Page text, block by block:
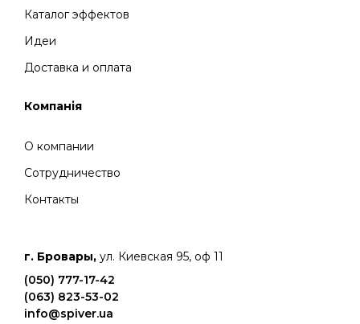
Каталог эффектов
Идеи
Доставка и оплата
Компанія
О компании
Сотрудничество
Контакты
г. Бровары, ул. Киевская 95, оф 11
(050) 777-17-42
(063) 823-53-02
info@spiver.ua